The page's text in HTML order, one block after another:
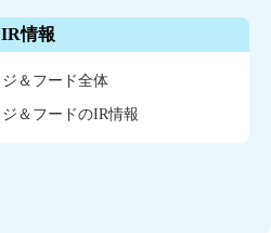
IR情報
＆フード全体
＆フードのIR情報